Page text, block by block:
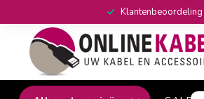
Klantenbeoordeling